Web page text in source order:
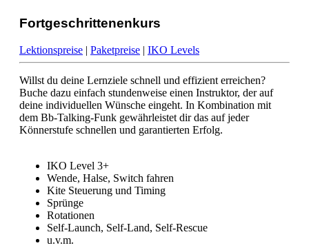
Fortgeschrittenenkurs
Lektionspreise | Paketpreise | IKO Levels
Willst du deine Lernziele schnell und effizient erreichen?
Buche dazu einfach stundenweise einen Instruktor, der auf
deine individuellen Wünsche eingeht. In Kombination mit
dem Bb-Talking-Funk gewährleistet dir das auf jeder
Könnerstufe schnellen und garantierten Erfolg.
IKO Level 3+
Wende, Halse, Switch fahren
Kite Steuerung und Timing
Sprünge
Rotationen
Self-Launch, Self-Land, Self-Rescue
u.v.m.